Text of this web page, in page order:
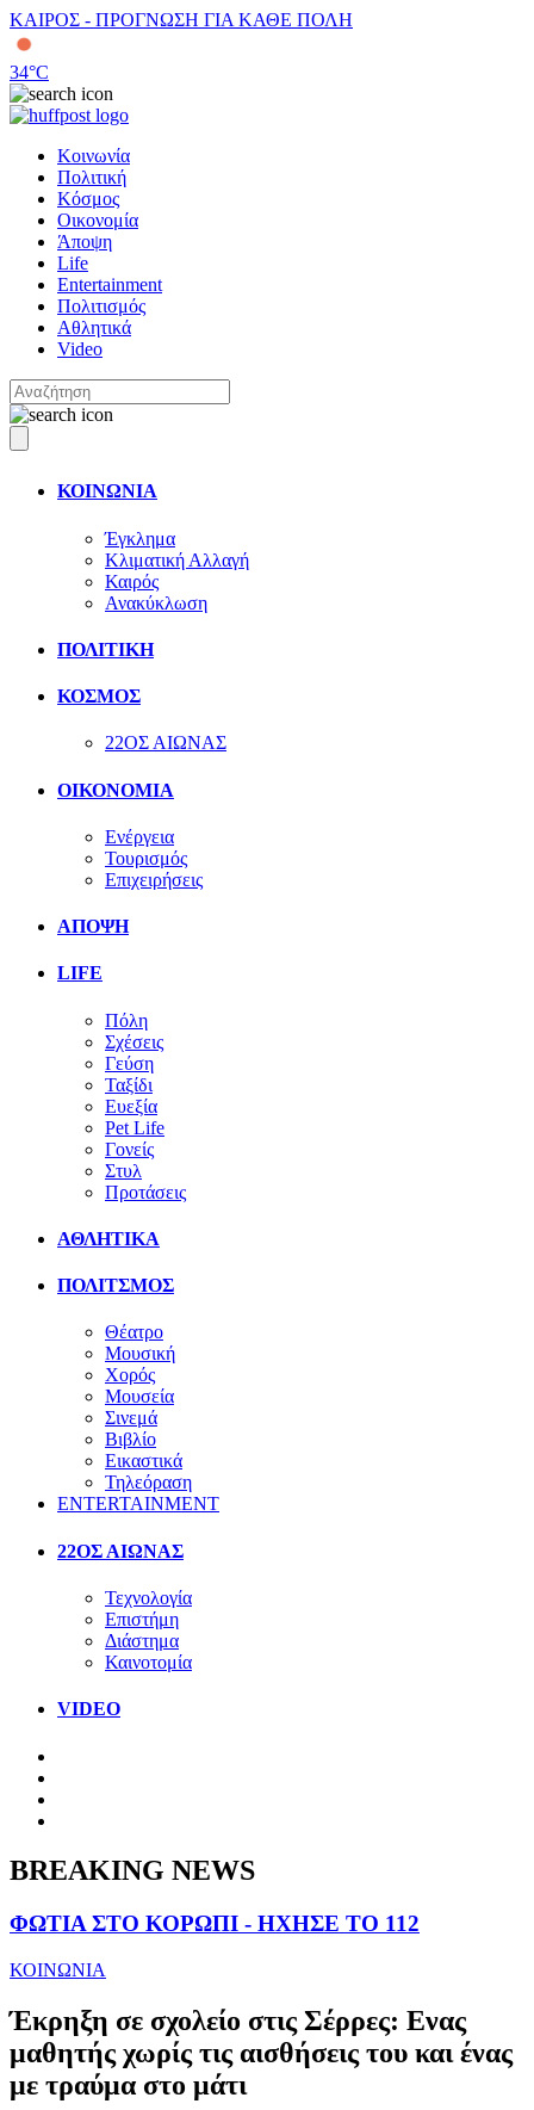
ΚΑΙΡΟΣ - ΠΡΟΓΝΩΣΗ ΓΙΑ ΚΑΘΕ ΠΟΛΗ
34°C
Κοινωνία
Πολιτική
Κόσμος
Οικονομία
Άποψη
Life
Entertainment
Πολιτισμός
Αθλητικά
Video
ΚΟΙΝΩΝΙΑ
Έγκλημα
Κλιματική Αλλαγή
Καιρός
Ανακύκλωση
ΠΟΛΙΤΙΚΗ
ΚΟΣΜΟΣ
22ΟΣ ΑΙΩΝΑΣ
ΟΙΚΟΝΟΜΙΑ
Ενέργεια
Τουρισμός
Επιχειρήσεις
ΑΠΟΨΗ
LIFE
Πόλη
Σχέσεις
Γεύση
Ταξίδι
Ευεξία
Pet Life
Γονείς
Στυλ
Προτάσεις
ΑΘΛΗΤΙΚΑ
ΠΟΛΙΤΣΜΟΣ
Θέατρο
Μουσική
Χορός
Μουσεία
Σινεμά
Βιβλίο
Εικαστικά
Τηλεόραση
ENTERTAINMENT
22ΟΣ ΑΙΩΝΑΣ
Τεχνολογία
Επιστήμη
Διάστημα
Καινοτομία
VIDEO
BREAKING NEWS
ΦΩΤΙΑ ΣΤΟ ΚΟΡΩΠΙ - ΗΧΗΣΕ ΤΟ 112
ΚΟΙΝΩΝΙΑ
Έκρηξη σε σχολείο στις Σέρρες: Ενας
μαθητής χωρίς τις αισθήσεις του και ένας
με τραύμα στο μάτι